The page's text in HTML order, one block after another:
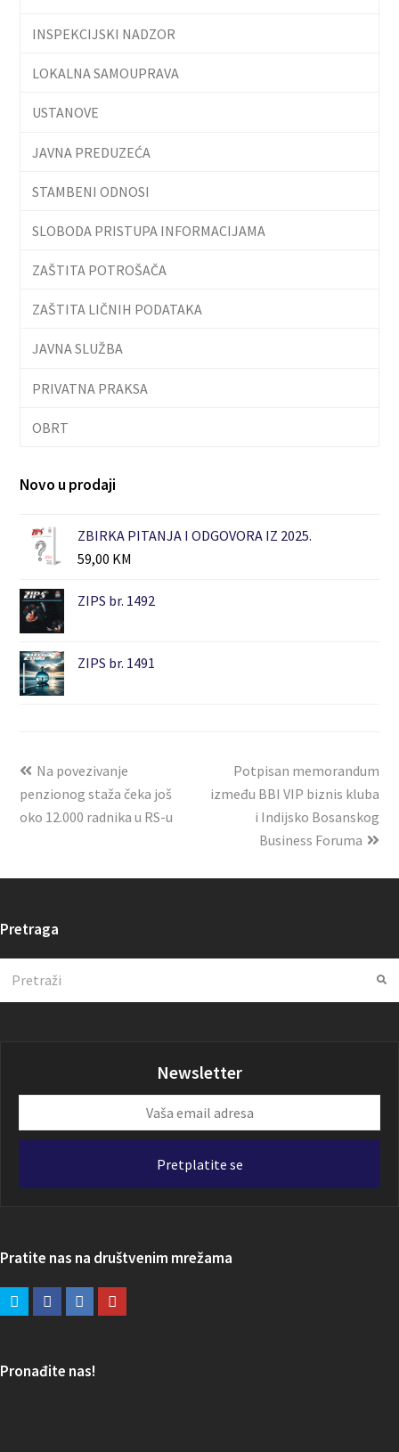
INSPEKCIJSKI NADZOR
LOKALNA SAMOUPRAVA
USTANOVE
JAVNA PREDUZEĆA
STAMBENI ODNOSI
SLOBODA PRISTUPA INFORMACIJAMA
ZAŠTITA POTROŠAČA
ZAŠTITA LIČNIH PODATAKA
JAVNA SLUŽBA
PRIVATNA PRAKSA
OBRT
Novo u prodaji
ZBIRKA PITANJA I ODGOVORA IZ 2025.
59,00 KM
ZIPS br. 1492
ZIPS br. 1491
Na povezivanje
penzionog staža čeka još
oko 12.000 radnika u RS-u
Potpisan memorandum
između BBI VIP biznis kluba
i Indijsko Bosanskog
Business Foruma
Pretraga
Newsletter
email
Pretplatite se
Pratite nas na društvenim mrežama
Pronađite nas!